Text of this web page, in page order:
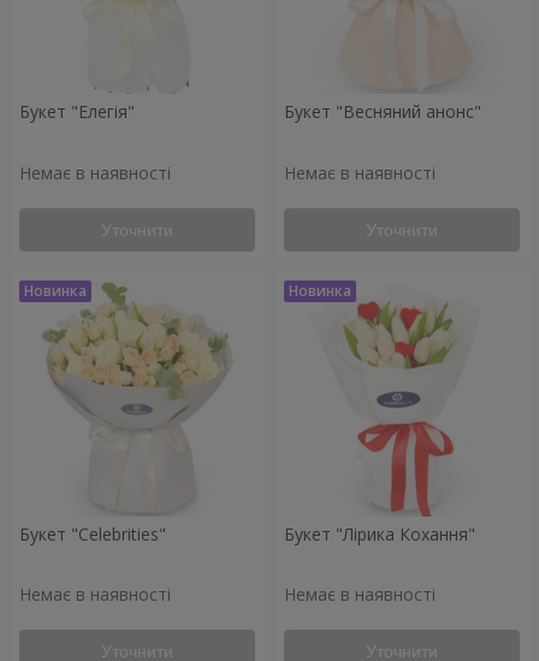
Букет "Елегія"
Немає в наявності
Уточнити
Букет "Весняний анонс"
Немає в наявності
Уточнити
Букет "Celebrities"
Немає в наявності
Уточнити
Букет "Лірика Кохання"
Немає в наявності
Уточнити